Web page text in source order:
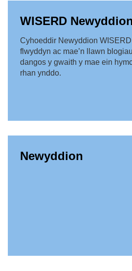
WISERD
Cyhoeddir Newyddion
flwyddyn ac mae’n llawn
dangos y gwaith y mae ein
rhan ynddo.
Newyddion